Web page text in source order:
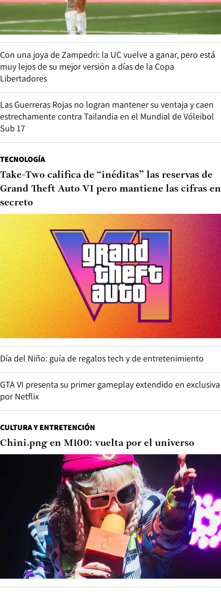
Con una joya de Zampedri: la UC vuelve a ganar, pero está
muy lejos de su mejor versión a días de la Copa
Libertadores
Las Guerreras Rojas no logran mantener su ventaja y caen
estrechamente contra Tailandia en el Mundial de Vóleibol
Sub 17
TECNOLOGÍA
Take-Two califica de “inéditas” las reservas de
Grand Theft Auto VI pero mantiene las cifras en
secreto
Día del Niño: guía de regalos tech y de entretenimiento
GTA VI presenta su primer gameplay extendido en exclusiva
por Netflix
CULTURA Y ENTRETENCIÓN
Chini.png en M100: vuelta por el universo